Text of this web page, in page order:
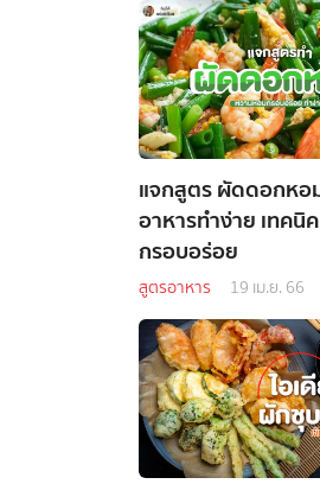
แจกสูตร ผัดดอกหอ
อาหารทำง่าย เทคนิ
กรอบอร่อย
สูตรอาหาร 19 เม.ย. 66